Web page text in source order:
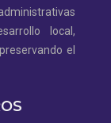
local,
el